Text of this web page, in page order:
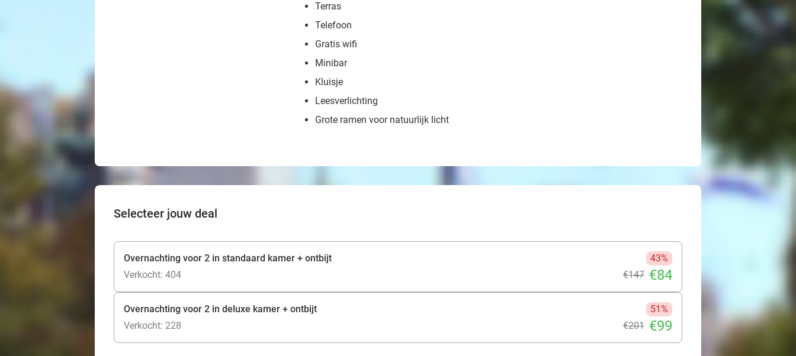
Terras
Telefoon
Gratis wifi
Minibar
Kluisje
Leesverlichting
Grote ramen voor natuurlijk licht
Selecteer jouw deal
Overnachting voor 2 in standaard kamer + ontbijt
43%
Verkocht: 404
€147 €84
Overnachting voor 2 in deluxe kamer + ontbijt
51%
Verkocht: 228
€201 €99